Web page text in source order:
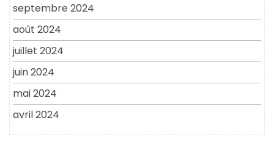
septembre 2024
août 2024
juillet 2024
juin 2024
mai 2024
avril 2024